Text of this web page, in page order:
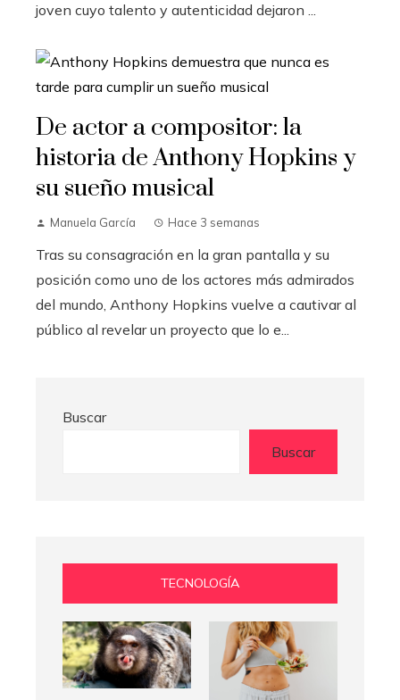
joven cuyo talento y autenticidad dejaron ...
De actor a compositor: la
historia de Anthony Hopkins y
su sueño musical
Manuela García Hace 3 semanas
Tras su consagración en la gran pantalla y su
posición como uno de los actores más admirados
del mundo, Anthony Hopkins vuelve a cautivar al
público al revelar un proyecto que lo e...
Buscar
Buscar
TECNOLOGÍA